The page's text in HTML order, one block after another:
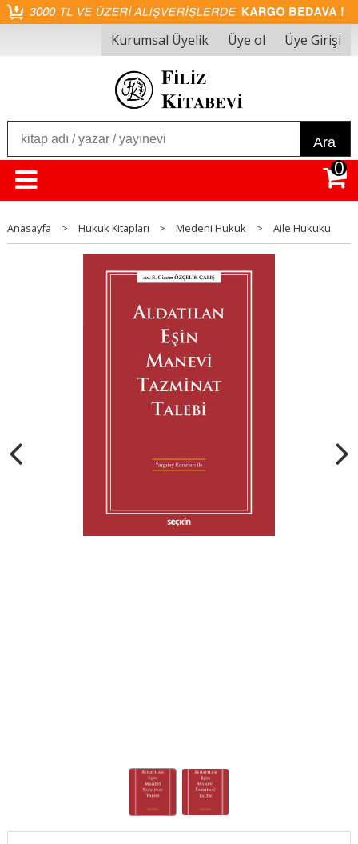
Kurumsal Üyelik Üye ol Üye Girişi
Ara
0
Anasayfa > Hukuk Kitapları > Medeni Hukuk > Aile Hukuku